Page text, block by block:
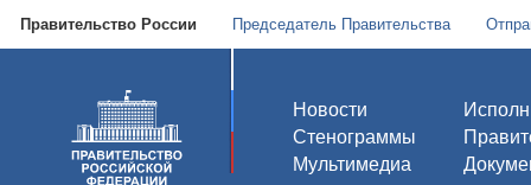
Правительство России Председатель Правительства
Новости
Стенограммы
Мультимедиа